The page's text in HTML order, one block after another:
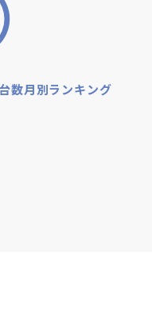
数月別ランキング